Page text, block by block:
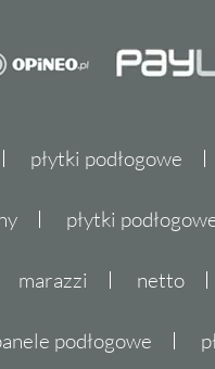
płytki podłogowe
płytki
marazzi netto
podłogowe